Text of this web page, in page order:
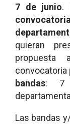
7 de junio.
quieran
convocatoria
bandas: 7
Las bandas